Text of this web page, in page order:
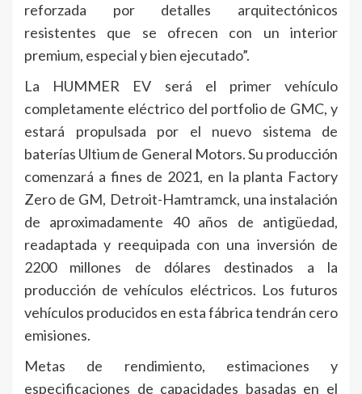
reforzada por detalles arquitectónicos
resistentes que se ofrecen con un interior
premium, especial y bien ejecutado”.
La HUMMER EV será el primer vehículo
completamente eléctrico del portfolio de GMC, y
estará propulsada por el nuevo sistema de
baterías Ultium de General Motors. Su producción
comenzará a fines de 2021, en la planta Factory
Zero de GM, Detroit-Hamtramck, una instalación
de aproximadamente 40 años de antigüedad,
readaptada y reequipada con una inversión de
2200 millones de dólares destinados a la
producción de vehículos eléctricos. Los futuros
vehículos producidos en esta fábrica tendrán cero
emisiones.
Metas de rendimiento, estimaciones y
especificaciones de capacidades basadas en el